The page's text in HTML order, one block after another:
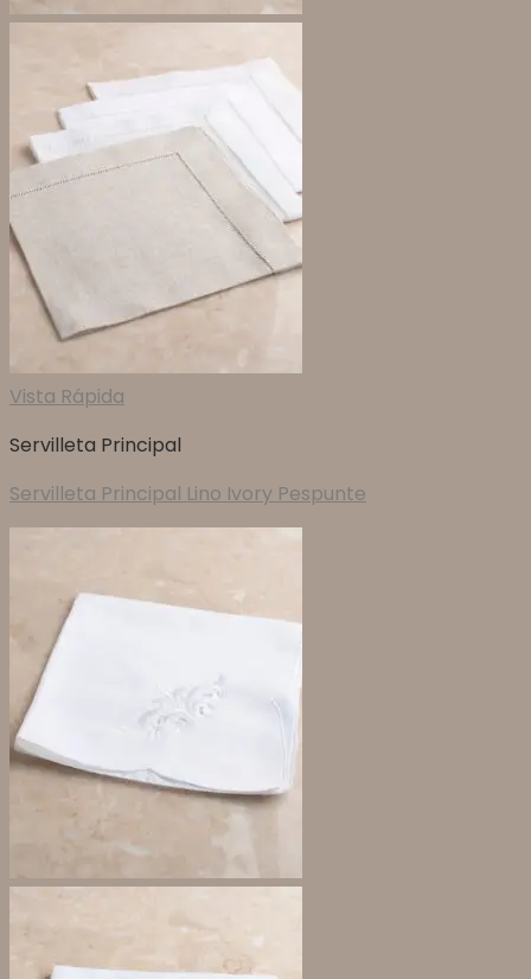
Vista Rápida
Servilleta Principal
Servilleta Principal Lino Ivory Pespunte